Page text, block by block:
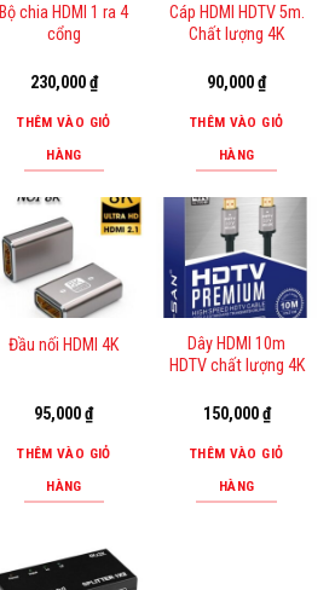
Bộ chia HDMI 1 ra 4
cổng
230,000₫
THÊM VÀO GIỎ
HÀNG
Cáp HDMI HDTV 5m.
Chất lượng 4K
90,000₫
THÊM VÀO GIỎ
HÀNG
Đầu nối HDMI 4K
95,000₫
THÊM VÀO GIỎ
HÀNG
Dây HDMI 10m
HDTV chất lượng 4K
150,000₫
THÊM VÀO GIỎ
HÀNG